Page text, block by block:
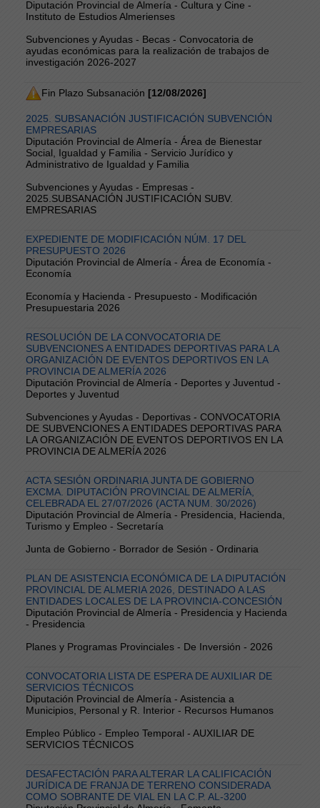
Diputación Provincial de Almería - Cultura y Cine -
Instituto de Estudios Almerienses
Subvenciones y Ayudas - Becas - Convocatoria de
ayudas económicas para la realización de trabajos de
investigación 2026-2027
Fin Plazo Subsanación [12/08/2026]
2025. SUBSANACIÓN JUSTIFICACIÓN SUBVENCIÓN
EMPRESARIAS
Diputación Provincial de Almería - Área de Bienestar
Social, Igualdad y Familia - Servicio Jurídico y
Administrativo de Igualdad y Familia
Subvenciones y Ayudas - Empresas -
2025.SUBSANACIÓN JUSTIFICACIÓN SUBV.
EMPRESARIAS
EXPEDIENTE DE MODIFICACIÓN NÚM. 17 DEL
PRESUPUESTO 2026
Diputación Provincial de Almería - Área de Economía -
Economía
Economía y Hacienda - Presupuesto - Modificación
Presupuestaria 2026
RESOLUCIÓN DE LA CONVOCATORIA DE
SUBVENCIONES A ENTIDADES DEPORTIVAS PARA LA
ORGANIZACIÓN DE EVENTOS DEPORTIVOS EN LA
PROVINCIA DE ALMERÍA 2026
Diputación Provincial de Almería - Deportes y Juventud -
Deportes y Juventud
Subvenciones y Ayudas - Deportivas - CONVOCATORIA
DE SUBVENCIONES A ENTIDADES DEPORTIVAS PARA
LA ORGANIZACIÓN DE EVENTOS DEPORTIVOS EN LA
PROVINCIA DE ALMERÍA 2026
ACTA SESIÓN ORDINARIA JUNTA DE GOBIERNO
EXCMA. DIPUTACIÓN PROVINCIAL DE ALMERÍA,
CELEBRADA EL 27/07/2026 (ACTA NUM. 30/2026)
Diputación Provincial de Almería - Presidencia, Hacienda,
Turismo y Empleo - Secretaría
Junta de Gobierno - Borrador de Sesión - Ordinaria
PLAN DE ASISTENCIA ECONÓMICA DE LA DIPUTACIÓN
PROVINCIAL DE ALMERIA 2026, DESTINADO A LAS
ENTIDADES LOCALES DE LA PROVINCIA-CONCESIÓN
Diputación Provincial de Almería - Presidencia y Hacienda
- Presidencia
Planes y Programas Provinciales - De Inversión - 2026
CONVOCATORIA LISTA DE ESPERA DE AUXILIAR DE
SERVICIOS TÉCNICOS
Diputación Provincial de Almería - Asistencia a
Municipios, Personal y R. Interior - Recursos Humanos
Empleo Público - Empleo Temporal - AUXILIAR DE
SERVICIOS TÉCNICOS
DESAFECTACIÓN PARA ALTERAR LA CALIFICACIÓN
JURÍDICA DE FRANJA DE TERRENO CONSIDERADA
COMO SOBRANTE DE VIAL EN LA C.P. AL-3200